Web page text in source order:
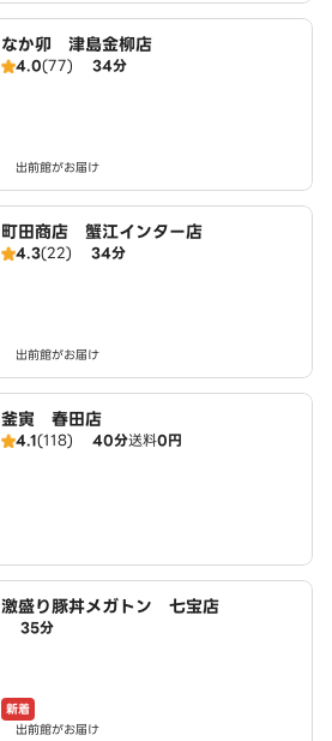
なか卯 津島金柳店
4.0(77) 34分
出前館がお届け
町田商店 蟹江インター店
4.3(22) 34分
出前館がお届け
釜寅 春田店
4.1(118) 40分送料0円
激盛り豚丼メガトン 七宝店
35分
新着
出前館がお届け